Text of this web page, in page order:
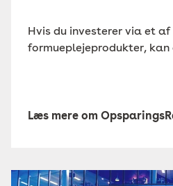
Hvis du investerer via et af
formueplejeprodukter,
Læs mere om